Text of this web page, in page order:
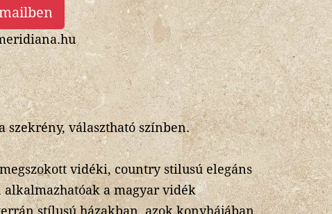
szekrény, választható színben.
vidéki, country stilusú elegáns
a magyar vidék
stílusú házakban, azok konyhájában,